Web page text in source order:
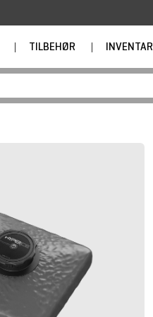
| TILBEHØR | INVENTAR